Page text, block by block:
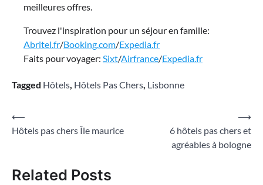
meilleures offres.
Trouvez l'inspiration pour un séjour en famille:
Abritel.fr/Booking.com/Expedia.fr
Faits pour voyager: Sixt/Airfrance/Expedia.fr
Tagged Hôtels Hôtels Pas Chers Lisbonne
Navigation
de
⟵
Hôtels pas chers Île maurice
6 hôtels pas chers et
agréables à bologne
⟶
Related Posts